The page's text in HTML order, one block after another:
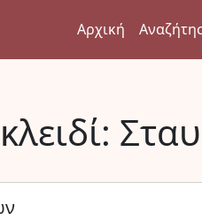
Αρχική